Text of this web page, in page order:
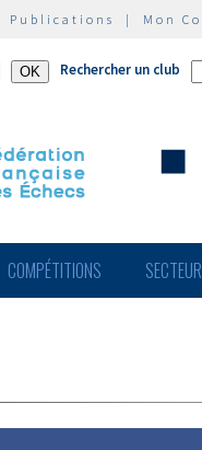
Publications | Mon
Rechercher un club
COMPÉTITIONS